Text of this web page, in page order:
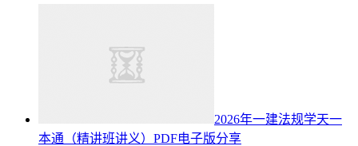
2026年一建法规学天一
本通（精讲班讲义）PDF电子版分享